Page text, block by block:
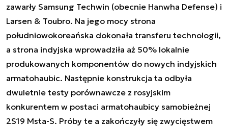
zawarły Samsung Techwin (obecnie Hanwha Defense) i
Larsen & Toubro. Na jego mocy strona
południowokoreańska dokonała transferu technologii,
a strona indyjska wprowadziła aż 50% lokalnie
produkowanych komponentów do nowych indyjskich
armatohaubic. Następnie konstrukcja ta odbyła
dwuletnie testy porównawcze z rosyjskim
konkurentem w postaci armatohaubicy samobieżnej
2S19 Msta-S. Próby te a zakończyły się zwycięstwem